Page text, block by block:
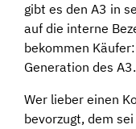
gibt es den A3 in
auf die interne
bekommen
Generation des A3.
Wer lieber einen
bevorzugt, dem